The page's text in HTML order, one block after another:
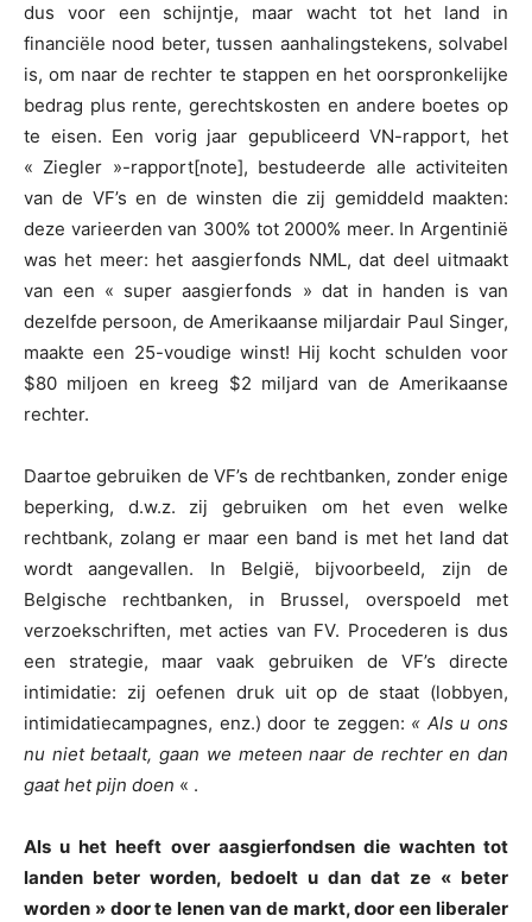
dus voor een schijntje, maar wacht tot het land in
financiële nood beter, tussen aanhalingstekens, solvabel
is, om naar de rechter te stappen en het oorspronkelijke
bedrag plus rente, gerechtskosten en andere boetes op
te eisen. Een vorig jaar gepubliceerd VN-rapport, het
« Ziegler »-rapport[note], bestudeerde alle activiteiten
van de VF’s en de winsten die zij gemiddeld maakten:
deze varieerden van 300% tot 2000% meer. In Argentinië
was het meer: het aasgierfonds NML, dat deel uitmaakt
van een « super aasgierfonds » dat in handen is van
dezelfde persoon, de Amerikaanse miljardair Paul Singer,
maakte een 25-voudige winst! Hij kocht schulden voor
$80 miljoen en kreeg $2 miljard van de Amerikaanse
rechter.
Daartoe gebruiken de VF’s de rechtbanken, zonder enige
beperking, d.w.z. zij gebruiken om het even welke
rechtbank, zolang er maar een band is met het land dat
wordt aangevallen. In België, bijvoorbeeld, zijn de
Belgische rechtbanken, in Brussel, overspoeld met
verzoekschriften, met acties van FV. Procederen is dus
een strategie, maar vaak gebruiken de VF’s directe
intimidatie: zij oefenen druk uit op de staat (lobbyen,
intimidatiecampagnes, enz.) door te zeggen: « Als u ons
nu niet betaalt, gaan we meteen naar de rechter en dan
gaat het pijn doen « .
Als u het heeft over aasgierfondsen die wachten tot
landen beter worden, bedoelt u dan dat ze « beter
worden » door te lenen van de markt, door een liberaler